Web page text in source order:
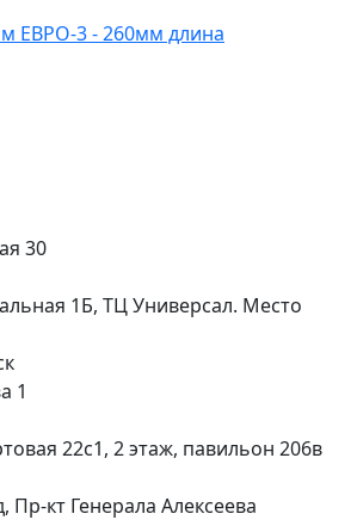
ЕВРО-3 - 260мм длина
30
1Б, ТЦ Универсал. Место
1
22с1, 2 этаж, павильон 206в
Пр-кт Генерала Алексеева